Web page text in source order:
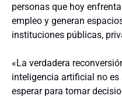
personas que hoy
empleo y generan
instituciones públicas,
«La verdadera
inteligencia artificial no
esperar para tomar